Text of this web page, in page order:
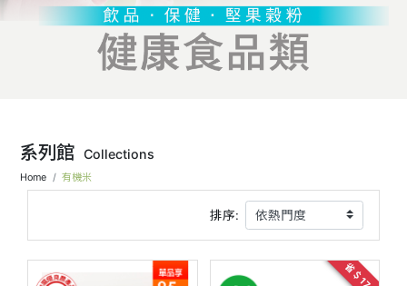
系列館 Collections
Home 有機米
排序:
省＄170